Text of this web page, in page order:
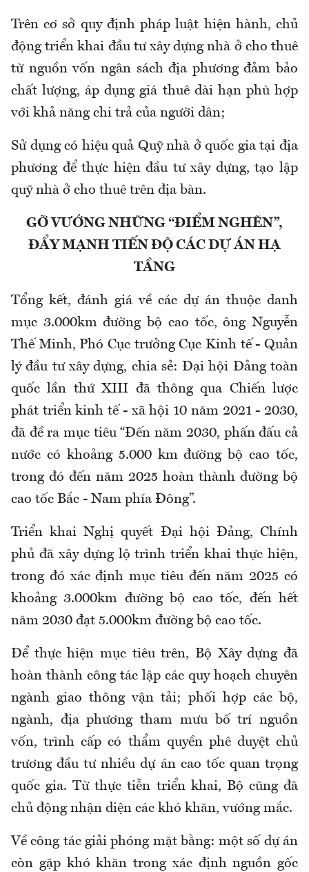
Trên cơ sở quy định pháp luật hiện hành, chủ
động triển khai đầu tư xây dựng nhà ở cho thuê
từ nguồn vốn ngân sách địa phương đảm bảo
chất lượng, áp dụng giá thuê dài hạn phù hợp
với khả năng chi trả của người dân;
Sử dụng có hiệu quả Quỹ nhà ở quốc gia tại địa
phương để thực hiện đầu tư xây dựng, tạo lập
quỹ nhà ở cho thuê trên địa bàn.
GỠ VƯỚNG NHỮNG “ĐIỂM NGHẼN”,
ĐẨY MẠNH TIẾN ĐỘ CÁC DỰ ÁN HẠ
TẦNG
Tổng kết, đánh giá về các dự án thuộc danh
mục 3.000km đường bộ cao tốc, ông Nguyễn
Thế Minh, Phó Cục trưởng Cục Kinh tế - Quản
lý đầu tư xây dựng, chia sẻ: Đại hội Đảng toàn
quốc lần thứ XIII đã thông qua Chiến lược
phát triển kinh tế - xã hội 10 năm 2021 - 2030,
đã đề ra mục tiêu “Đến năm 2030, phấn đấu cả
nước có khoảng 5.000 km đường bộ cao tốc,
trong đó đến năm 2025 hoàn thành đường bộ
cao tốc Bắc - Nam phía Đông”.
Triển khai Nghị quyết Đại hội Đảng, Chính
phủ đã xây dựng lộ trình triển khai thực hiện,
trong đó xác định mục tiêu đến năm 2025 có
khoảng 3.000km đường bộ cao tốc, đến hết
năm 2030 đạt 5.000km đường bộ cao tốc.
Để thực hiện mục tiêu trên, Bộ Xây dựng đã
hoàn thành công tác lập các quy hoạch chuyên
ngành giao thông vận tải; phối hợp các bộ,
ngành, địa phương tham mưu bố trí nguồn
vốn, trình cấp có thẩm quyền phê duyệt chủ
trương đầu tư nhiều dự án cao tốc quan trọng
quốc gia. Từ thực tiễn triển khai, Bộ cũng đã
chủ động nhận diện các khó khăn, vướng mắc.
Về công tác giải phóng mặt bằng: một số dự án
còn gặp khó khăn trong xác định nguồn gốc